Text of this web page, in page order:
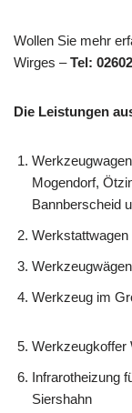
Wollen Sie mehr
Wirges –Tel:
Die Leistungen
Mogendorf,
Bannberscheid
Werkstattwagen
Werkzeug im
Werkzeugkoffer
Infrarotheizung
Siershahn